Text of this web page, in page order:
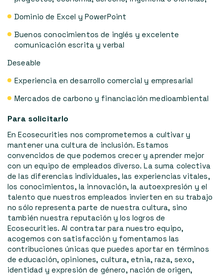
Dominio de Excel y PowerPoint
Buenos conocimientos de inglés y excelente
comunicación escrita y verbal
Deseable
Experiencia en desarrollo comercial y empresarial
Mercados de carbono y financiación medioambiental
Para solicitarlo
En Ecosecurities nos comprometemos a cultivar y
mantener una cultura de inclusión. Estamos
convencidos de que podemos crecer y aprender mejor
con un equipo de empleados diverso. La suma colectiva
de las diferencias individuales, las experiencias vitales,
los conocimientos, la innovación, la autoexpresión y el
talento que nuestros empleados invierten en su trabajo
no sólo representa parte de nuestra cultura, sino
también nuestra reputación y los logros de
Ecosecurities. Al contratar para nuestro equipo,
acogemos con satisfacción y fomentamos las
contribuciones únicas que puedes aportar en términos
de educación, opiniones, cultura, etnia, raza, sexo,
identidad y expresión de género, nación de origen,